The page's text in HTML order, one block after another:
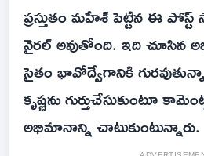
ప్రస్తుతం మహేశ్ పెట్టిన ఈ
వైరల్‌ అవుతోంది. ఇది చూసిన
సైతం భావోద్వేగానికి
కృష్ణను గుర్తుచేసుకుంటూ
అభిమానాన్ని చాటుకుంటున్నారు.